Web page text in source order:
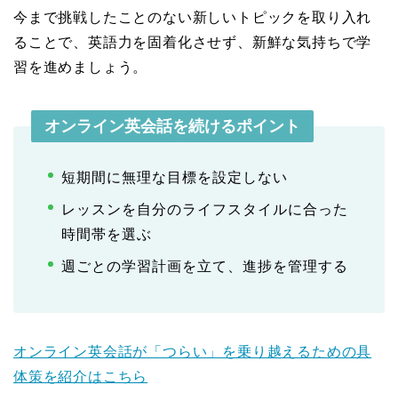
今まで挑戦したことのない新しいトピックを取り入れ
ることで、英語力を固着化させず、新鮮な気持ちで学
習を進めましょう。
オンライン英会話を続けるポイント
短期間に無理な目標を設定しない
レッスンを自分のライフスタイルに合った
時間帯を選ぶ
週ごとの学習計画を立て、進捗を管理する
オンライン英会話が「つらい」を乗り越えるための具
体策を紹介はこちら